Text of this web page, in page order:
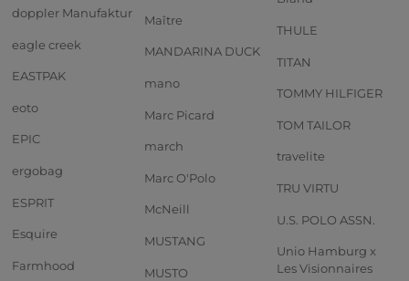
doppler Manufaktur
eagle creek
EASTPAK
eoto
EPIC
ergobag
ESPRIT
Esquire
Farmhood
Maître
MANDARINA DUCK
mano
Marc Picard
march
Marc O'Polo
McNeill
MUSTANG
MUSTO
THULE
TITAN
TOMMY HILFIGER
TOM TAILOR
travelite
TRU VIRTU
U.S. POLO ASSN.
Unio Hamburg x
Les Visionnaires